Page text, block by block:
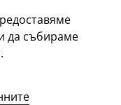
да събираме